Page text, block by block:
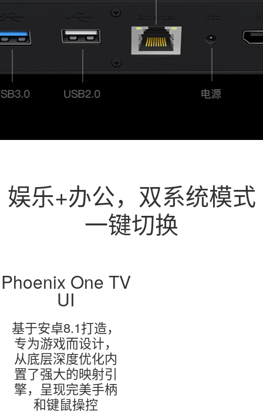
娱乐+办公，双系统模式
一键切换
Phoenix One TV
UI
基于安卓8.1打造，
专为游戏而设计，
从底层深度优化内
置了强大的映射引
擎，呈现完美手柄
和键鼠操控